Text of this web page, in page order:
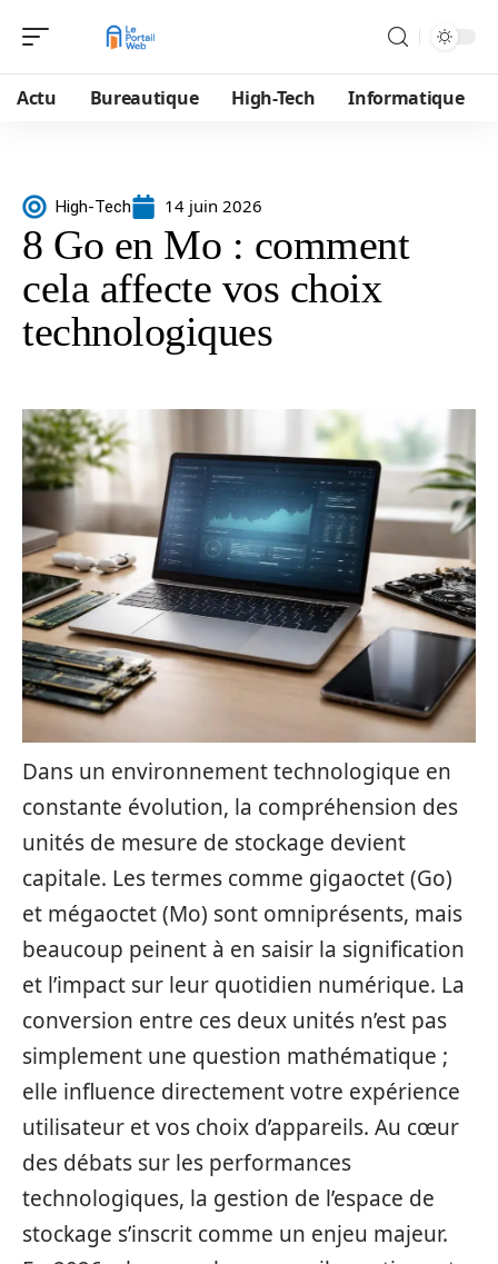
Actu Bureautique High-Tech Informatique
High-Tech 14 juin 2026
8 Go en Mo : comment
cela affecte vos choix
technologiques
Dans un environnement technologique en
constante évolution, la compréhension des
unités de mesure de stockage devient
capitale. Les termes comme gigaoctet (Go)
et mégaoctet (Mo) sont omniprésents, mais
beaucoup peinent à en saisir la signification
et l’impact sur leur quotidien numérique. La
conversion entre ces deux unités n’est pas
simplement une question mathématique ;
elle influence directement votre expérience
utilisateur et vos choix d’appareils. Au cœur
des débats sur les performances
technologiques, la gestion de l’espace de
stockage s’inscrit comme un enjeu majeur.